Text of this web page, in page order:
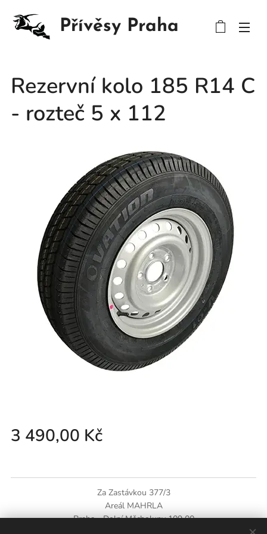
Přívěsy Praha
Rezervní kolo 185 R14 C
- rozteč 5 x 112
3 490,00 Kč
Za Zastávkou 377/3
Areál MAHRLA
Praha - Dolní Měcholupy109 00